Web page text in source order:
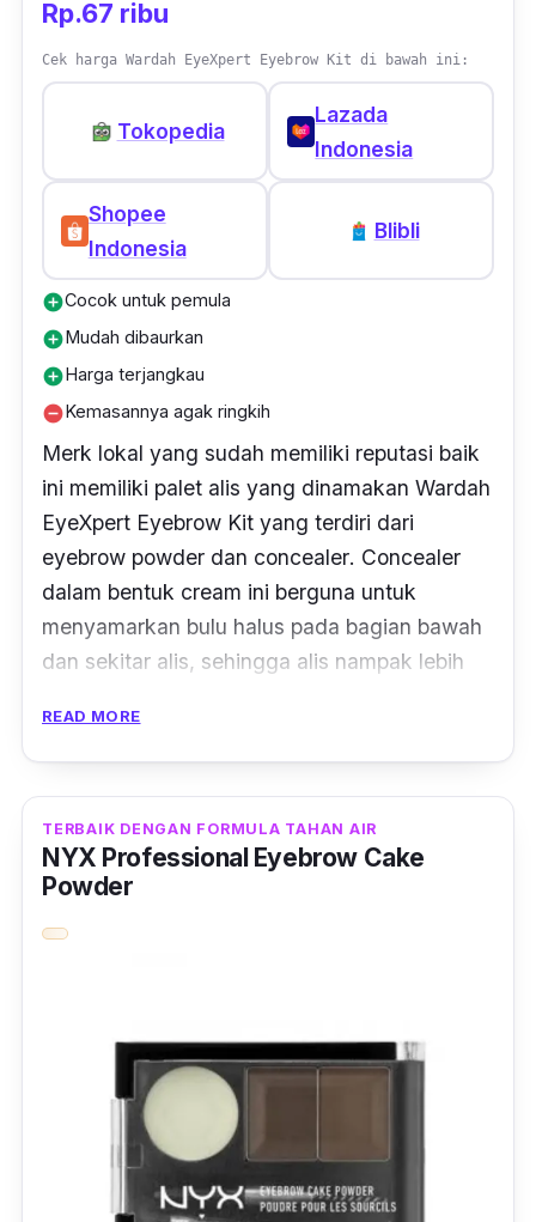
Rp.67 ribu
Cek harga Wardah EyeXpert Eyebrow Kit di bawah ini:
Tokopedia
Lazada
Indonesia
Shopee
Indonesia
Blibli
add_circleCocok untuk pemula
add_circleMudah dibaurkan
add_circleHarga terjangkau
remove_circleKemasannya agak ringkih
Merk lokal yang sudah memiliki reputasi baik
ini memiliki palet alis yang dinamakan Wardah
EyeXpert Eyebrow Kit yang terdiri dari
eyebrow powder dan concealer. Concealer
dalam bentuk cream ini berguna untuk
menyamarkan bulu halus pada bagian bawah
dan sekitar alis, sehingga alis nampak lebih
Dengan dilengkapi aplikatormini spoolie
brush,Wardah EyeXpert Eyebrow Kit ini akan
sangat mudah diaplikasikan bahkan presisi
untuk menjangkau sudut-sudut alis terbilang
cukup baik. Variasi 2 warna dari
powder
Ulasan Terpercaya:"Bagus sepaket gitu ada
concealernya walaupun gak aku pakai.
Warnanya juga bagus dan lumayan awet tapi
pasti agak luntur kalau kena air. Kalo untuk
beginner kayanya agak kurang cocok tapi
READ MORE
TERBAIK DENGAN FORMULA TAHAN AIR
NYX Professional Eyebrow Cake
Powder